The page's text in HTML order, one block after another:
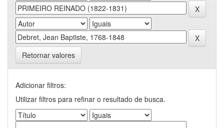
Retornar valores
Adicionar filtros:
Utilizar filtros para refinar o resultado de busca.